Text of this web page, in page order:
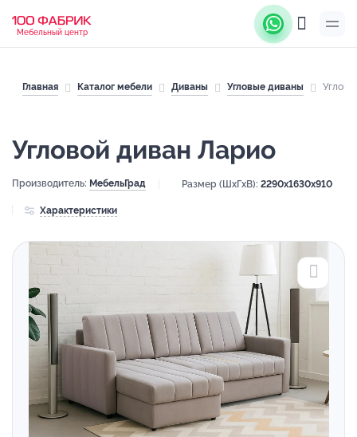
Мебельный центр
Главная Каталог мебели Диваны Угловые диваны
Угловой диван Ларио
Производитель: МебельГрад Размер (ШхГхВ): 2290x1630x910
Характеристики